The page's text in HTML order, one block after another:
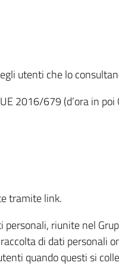
utenti che lo
2016/679 (d’ora in poi
tramite link.
riunite nel
di dati personali
quando questi si